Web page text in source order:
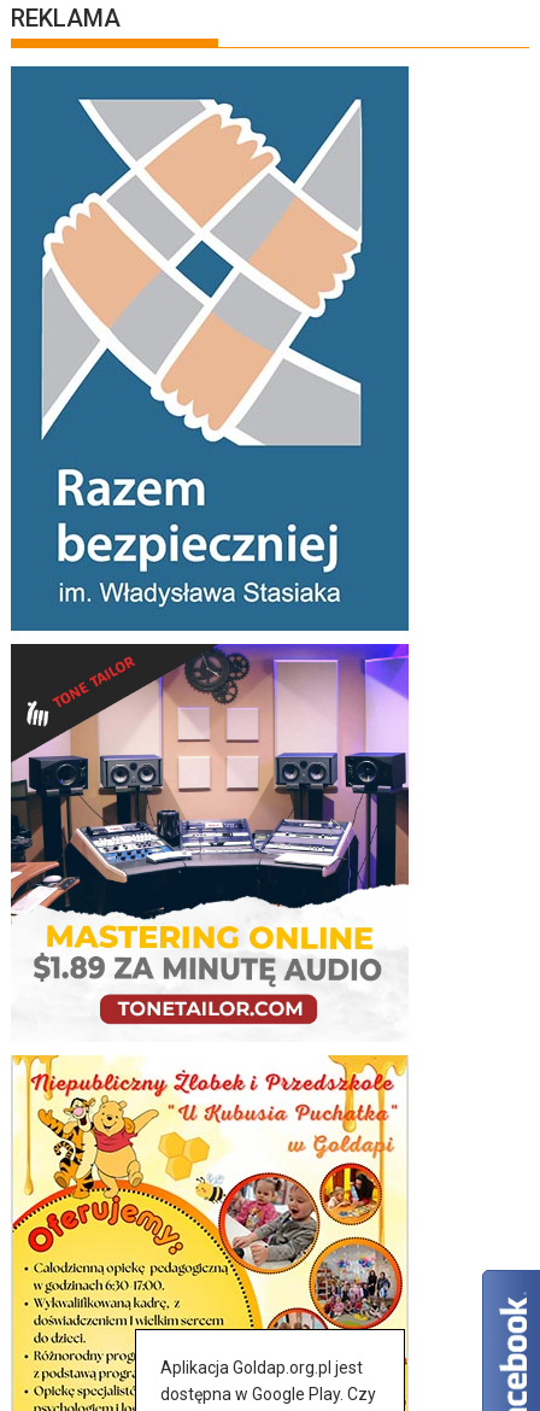
REKLAMA
Aplikacja Goldap.org.pl jest
dostępna w Google Play. Czy